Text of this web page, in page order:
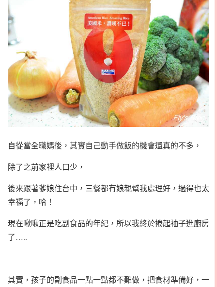
自從當全職媽後，其實自己動手做飯的機會還真的不多，
除了之前家裡人口少，
後來跟著爹娘住台中，三餐都有娘親幫我處理好，過得也太
幸福了，哈！
現在啾啾正是吃副食品的年紀，所以我終於捲起袖子進廚房
了…..
其實，孩子的副食品一點一點都不難做，把食材準備好，一